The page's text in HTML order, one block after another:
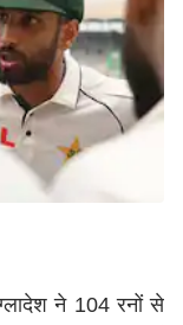
ने 104 रनों से